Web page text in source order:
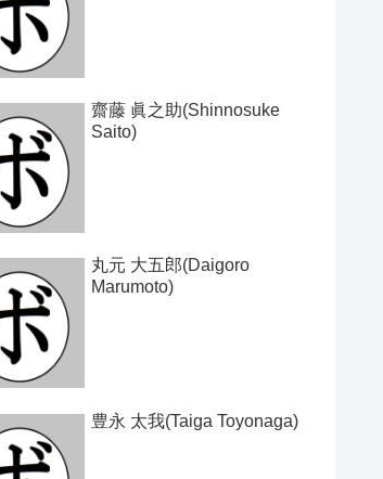
齋藤 眞之助(Shinnosuke
Saito)
丸元 大五郎(Daigoro
Marumoto)
豊永 太我(Taiga Toyonaga)